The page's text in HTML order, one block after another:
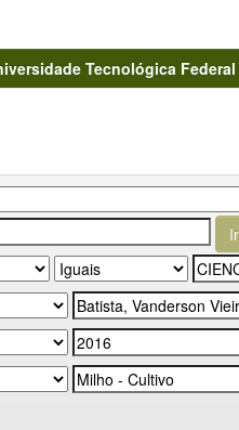
Tecnológica Federal